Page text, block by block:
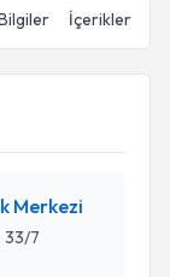
İçerikler
Merkezi
33/7